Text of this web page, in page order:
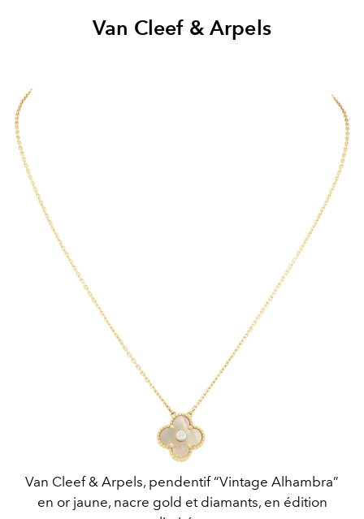
Van Cleef & Arpels
Van Cleef & Arpels, pendentif “Vintage Alhambra”
en or jaune, nacre gold et diamants, en édition